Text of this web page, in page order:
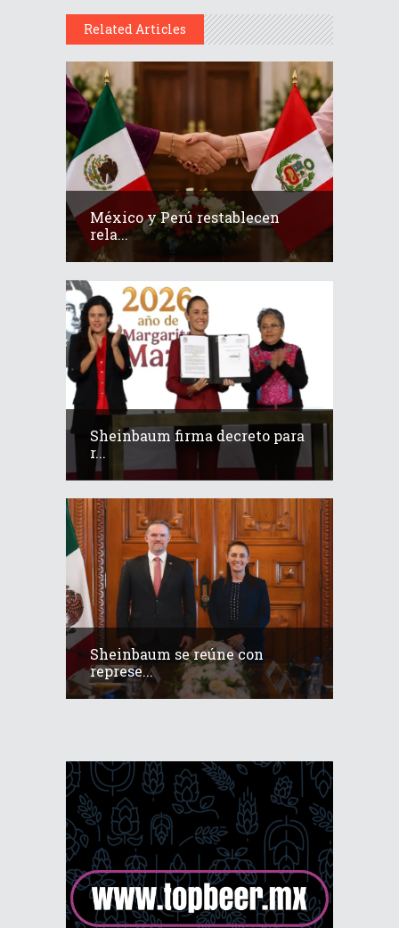
Related Articles
México y Perú restablecen
rela...
Sheinbaum firma decreto para
r...
Sheinbaum se reúne con
represe...